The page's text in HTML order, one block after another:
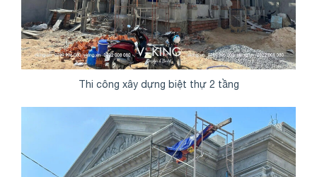
Thi công xây dựng biệt thự 2 tầng